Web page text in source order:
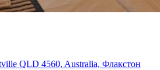
QLD 4560, Australia, Флакстон